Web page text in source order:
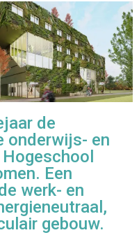
de
onderwijs- en
Een
werk- en
gebouw.